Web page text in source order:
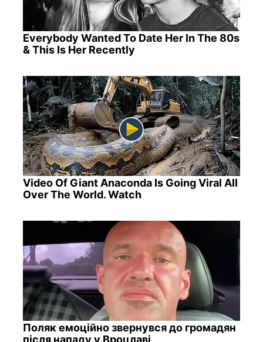
Everybody Wanted To Date Her In The 80s
& This Is Her Recently
Video Of Giant Anaconda Is Going Viral All
Over The World. Watch
Поляк емоційно звернувся до громадян
після нападу у Вроцлаві